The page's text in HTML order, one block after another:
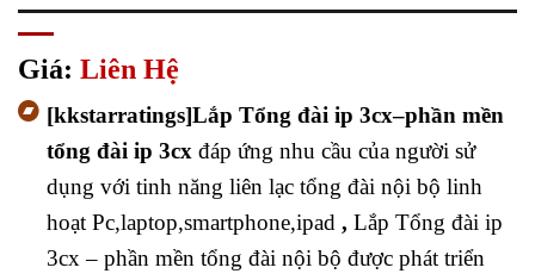
Giá: Liên Hệ
[kkstarratings]Lắp Tổng đài ip 3cx–phần mền
tổng đài ip 3cx đáp ứng nhu cầu của người sử
dụng với tinh năng liên lạc tổng đài nội bộ linh
hoạt Pc,laptop,smartphone,ipad , Lắp Tổng đài ip
3cx – phần mền tổng đài nội bộ được phát triển